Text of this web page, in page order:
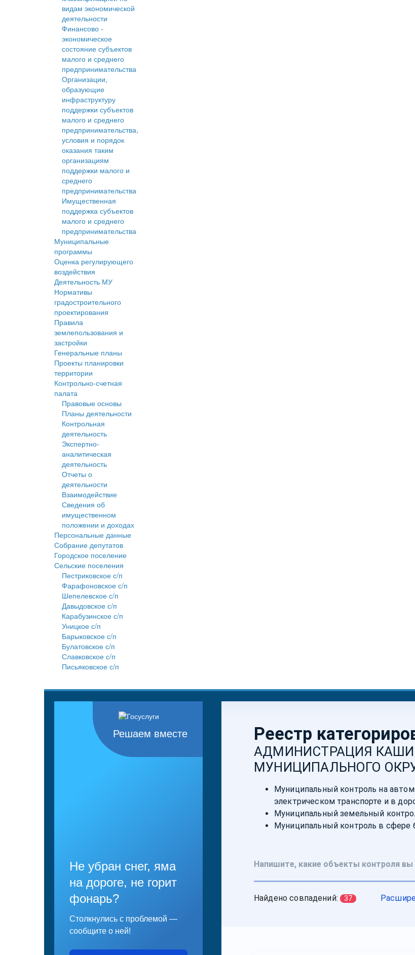
видам экономической
деятельности
Финансово -
экономическое
состояние субъектов
малого и среднего
предпринимательства
Организации,
образующие
инфраструктуру
поддержки субъектов
малого и среднего
предпринимательства,
условия и порядок
оказания таким
организациям
поддержки малого и
среднего
предпринимательства
Имущественная
поддержка субъектов
малого и среднего
предпринимательства
Муниципальные
программы
Оценка регулирующего
воздействия
Деятельность МУ
Нормативы
градостроительного
проектирования
Правила
землепользования и
застройки
Генеральные планы
Проекты планировки
территории
Контрольно-счетная
палата
Правовые основы
Планы деятельности
Контрольная
деятельность
Экспертно-
аналитическая
деятельность
Отчеты о
деятельности
Взаимодействие
Сведения об
имущественном
положении и доходах
Персональные данные
Собрание депутатов
Городское поселение
Сельские поселения
Пестриковское с/п
Фарафоновское с/п
Шепелевское с/п
Давыдовское с/п
Карабузинское с/п
Уницкое с/п
Барыковское с/п
Булатовское с/п
Славковское с/п
Письяковское с/п
Решаем вместе
Не убран снег, яма
на дороге, не горит
фонарь?
Столкнулись с проблемой —
сообщите о ней!